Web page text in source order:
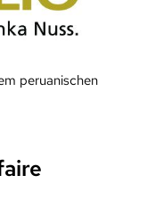
peruanischen